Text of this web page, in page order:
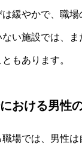
緩やかで、職
い施設では、ま
もあります。
おける男性
場では、男性